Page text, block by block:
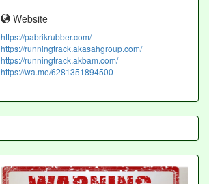
Website
https://pabrikrubber.com/
https://runningtrack.akasahgroup.com/
https://runningtrack.akbam.com/
https://wa.me/6281351894500